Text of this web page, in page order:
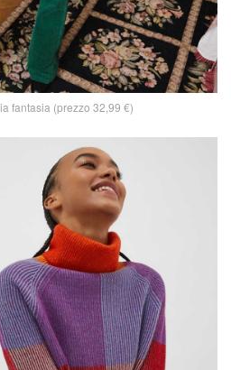
fantasia (prezzo 32,99 €)